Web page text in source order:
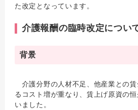
た改定となっています。
介護報酬の臨時改定につい
背景
介護分野の人材不足、他産業との賃
るコスト増が重なり、賃上げ原資の
いました。